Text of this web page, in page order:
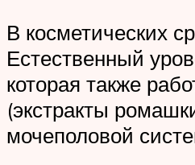
В косметических
Естественный
которая также
(экстракты
мочеполовой